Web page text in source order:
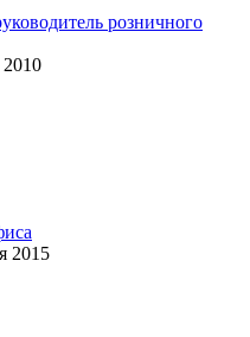
розничного
2010
2015